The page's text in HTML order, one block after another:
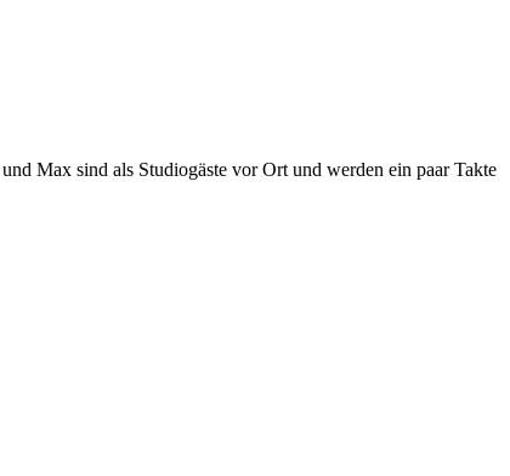
Max sind als Studiogäste vor Ort und werden ein paar Takte